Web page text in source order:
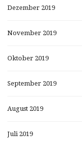
Dezember 2019
November 2019
Oktober 2019
September 2019
August 2019
Juli 2019